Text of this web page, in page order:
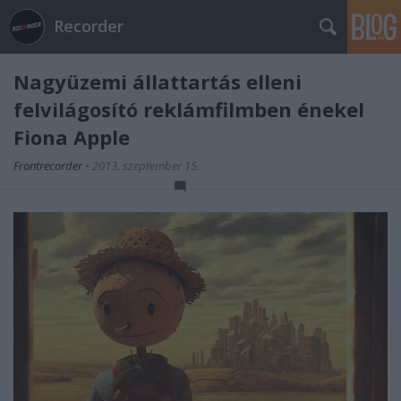
Recorder
Nagyüzemi állattartás elleni
felvilágosító reklámfilmben énekel
Fiona Apple
Frontrecorder • 2013. szeptember 15.